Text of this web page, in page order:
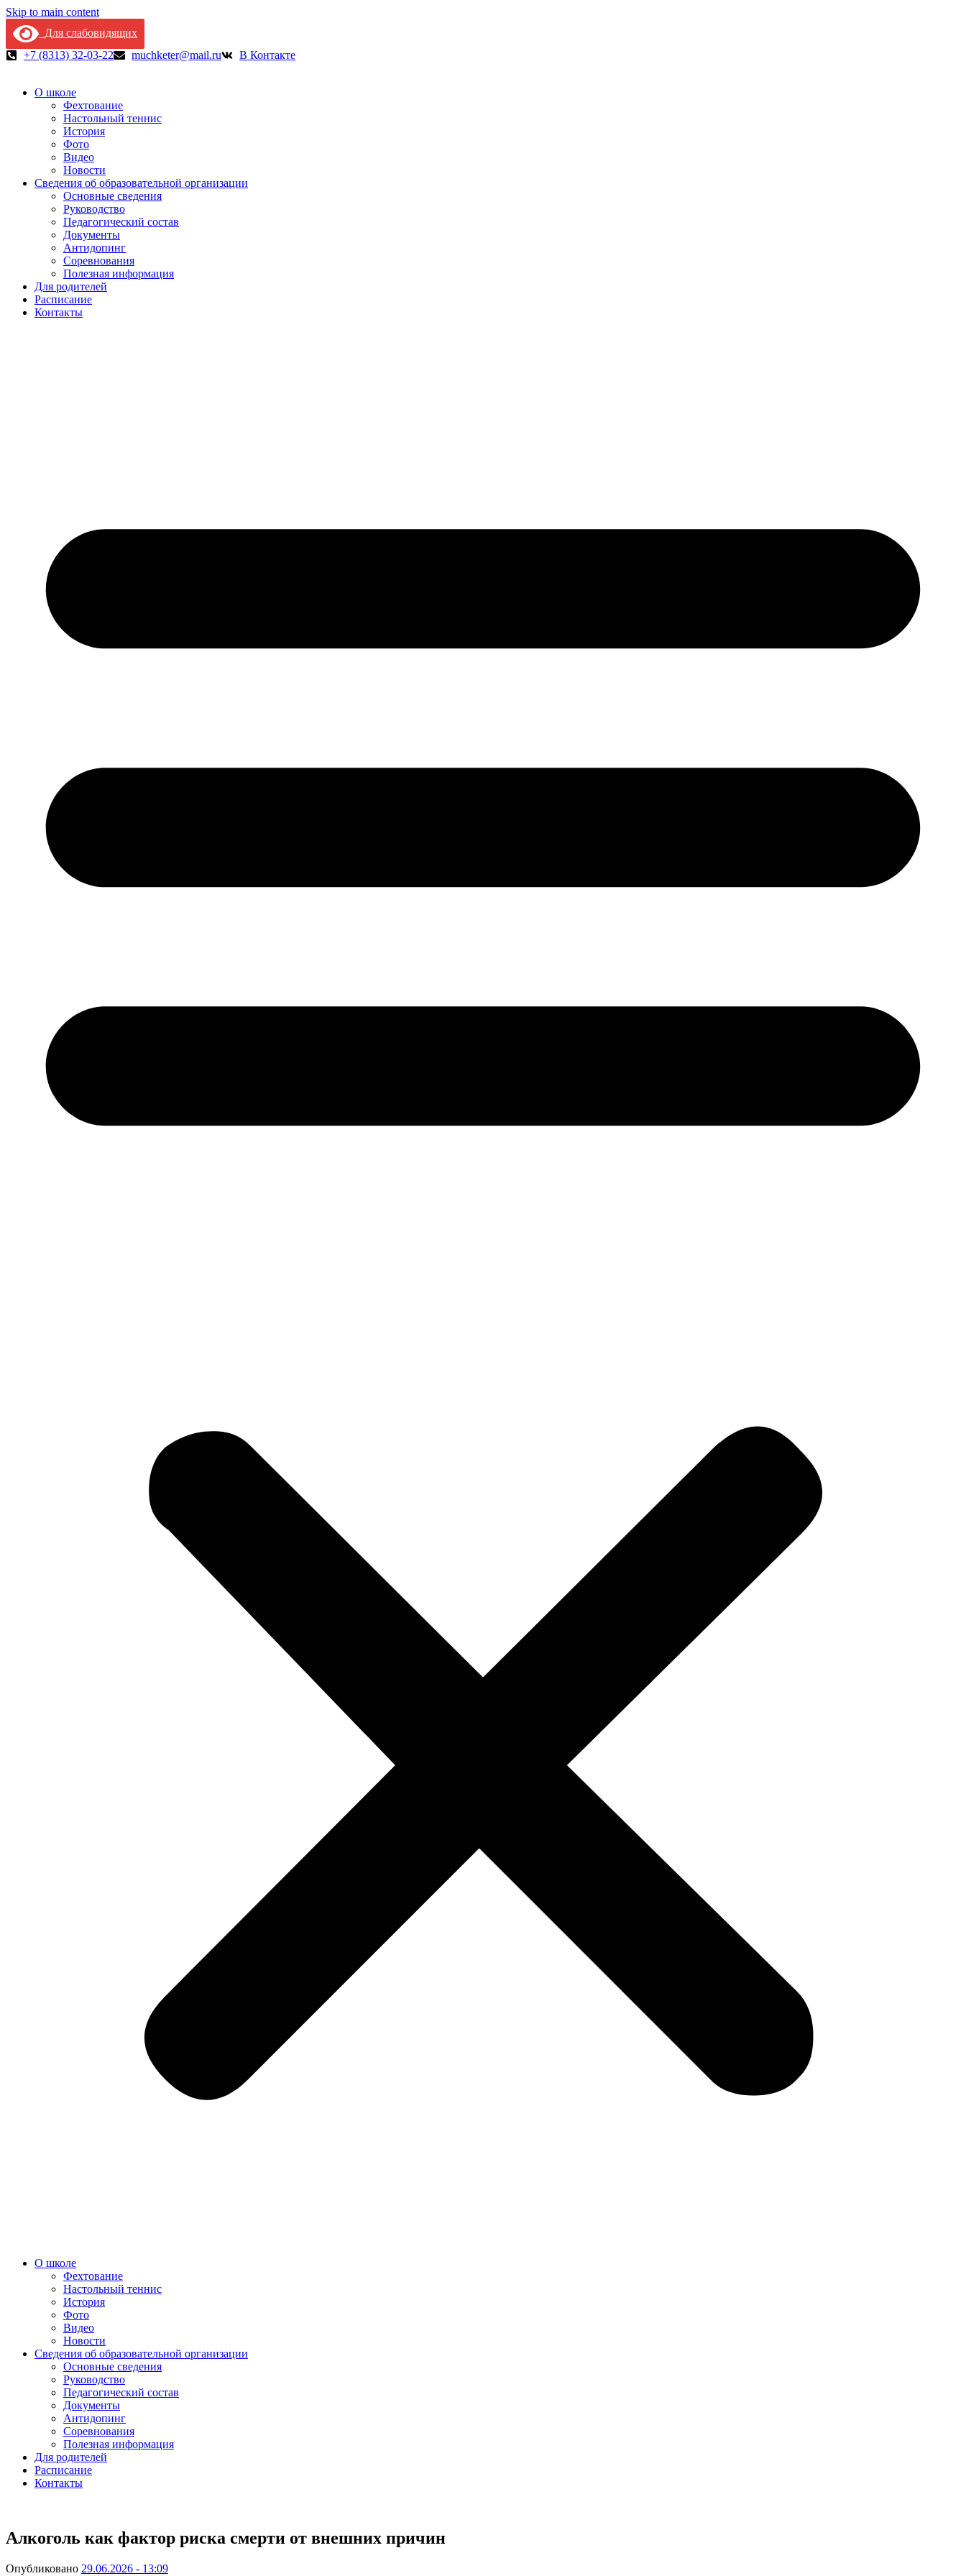
Skip to main content
Для слабовидящих
+7 (8313) 32-03-22
muchketer@mail.ru В Контакте
О школе
Фехтование
Настольный теннис
История
Фото
Видео
Новости
Сведения об образовательной организации
Основные сведения
Руководство
Педагогический состав
Документы
Антидопинг
Соревнования
Полезная информация
Для родителей
Расписание
Контакты
О школе
Фехтование
Настольный теннис
История
Фото
Видео
Новости
Сведения об образовательной организации
Основные сведения
Руководство
Педагогический состав
Документы
Антидопинг
Соревнования
Полезная информация
Для родителей
Расписание
Контакты
Алкоголь как фактор риска смерти от внешних причин
Опубликовано 29.06.2026 - 13:09